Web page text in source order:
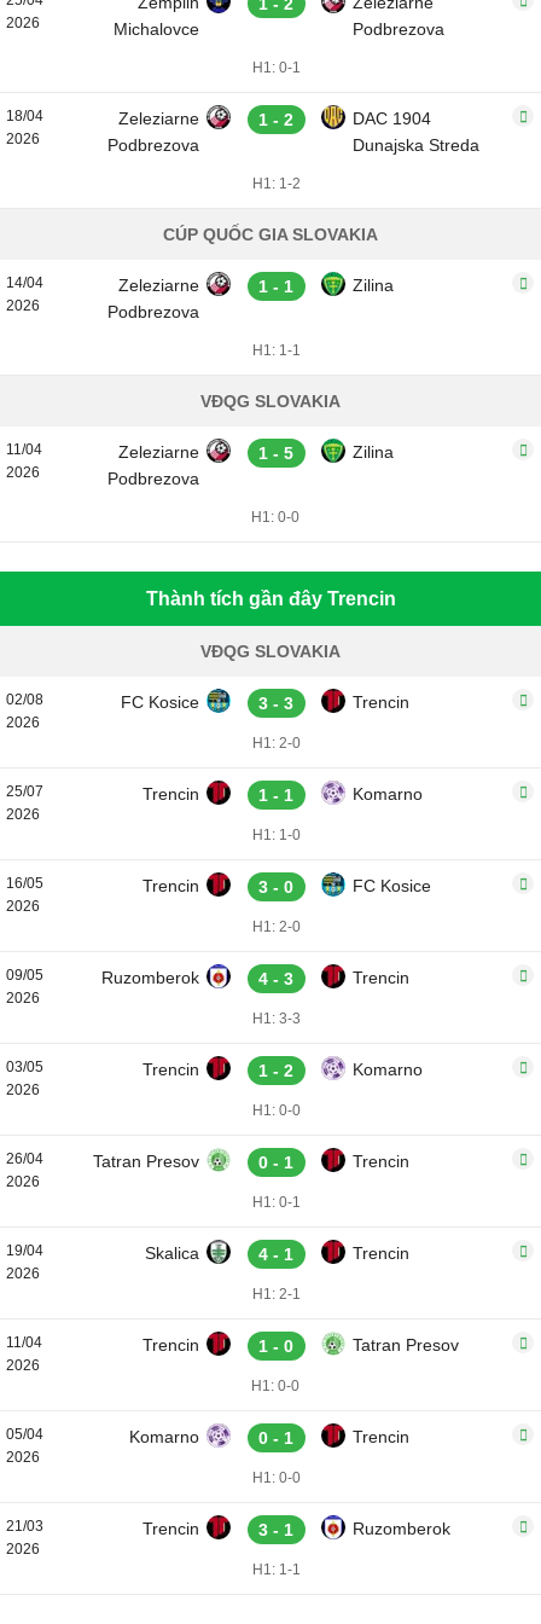
2026
Michalovce
Podbrezova
H1: 0-1
18/04
2026
Zeleziarne
Podbrezova
1 - 2
DAC 1904
Dunajska Streda
H1: 1-2
CÚP QUỐC GIA SLOVAKIA
14/04
2026
Zeleziarne
Podbrezova
1 - 1 Zilina
H1: 1-1
VĐQG SLOVAKIA
11/04
2026
Zeleziarne
Podbrezova
1 - 5 Zilina
H1: 0-0
Thành tích gần đây Trencin
VĐQG SLOVAKIA
02/08
2026
FC Kosice 3 - 3 Trencin
H1: 2-0
25/07
2026
Trencin 1 - 1 Komarno
H1: 1-0
16/05
2026
Trencin 3 - 0 FC Kosice
H1: 2-0
09/05
2026
Ruzomberok 4 - 3 Trencin
H1: 3-3
03/05
2026
Trencin 1 - 2 Komarno
H1: 0-0
26/04
2026
Tatran Presov 0 - 1 Trencin
H1: 0-1
19/04
2026
Skalica 4 - 1 Trencin
H1: 2-1
11/04
2026
Trencin 1 - 0 Tatran Presov
H1: 0-0
05/04
2026
Komarno 0 - 1 Trencin
H1: 0-0
21/03
2026
Trencin 3 - 1 Ruzomberok
H1: 1-1